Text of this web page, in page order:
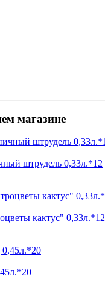
магазине
штрудель 0,33л.*12
кактус" 0,33л.*12